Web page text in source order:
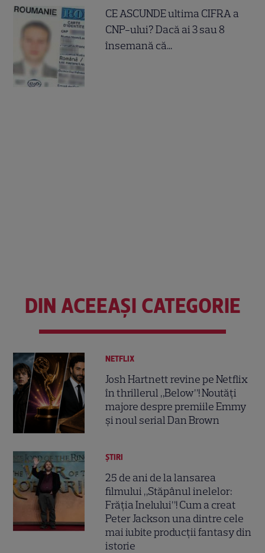
CE ASCUNDE ultima CIFRA a
CNP-ului? Dacă ai 3 sau 8
însemană că...
DIN ACEEAȘI CATEGORIE
NETFLIX
Josh Hartnett revine pe Netflix
în thrillerul „Below”! Noutăți
majore despre premiile Emmy
și noul serial Dan Brown
ȘTIRI
25 de ani de la lansarea
filmului „Stăpânul inelelor:
Frăția Inelului”! Cum a creat
Peter Jackson una dintre cele
mai iubite producții fantasy din
istorie